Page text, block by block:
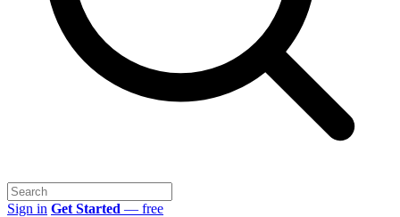
Sign in Get Started — free